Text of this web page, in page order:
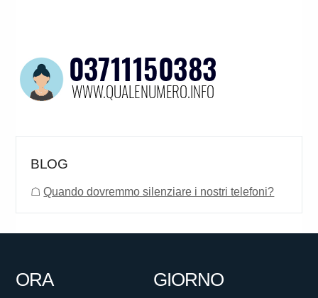
BLOG
☖Quando dovremmo silenziare i nostri telefoni?
ORA GIORNO